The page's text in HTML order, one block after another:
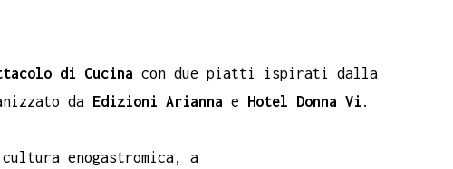
di Cucina con due piatti ispirati dalla
da Edizioni Arianna e Hotel Donna Vi .
enogastromica, a